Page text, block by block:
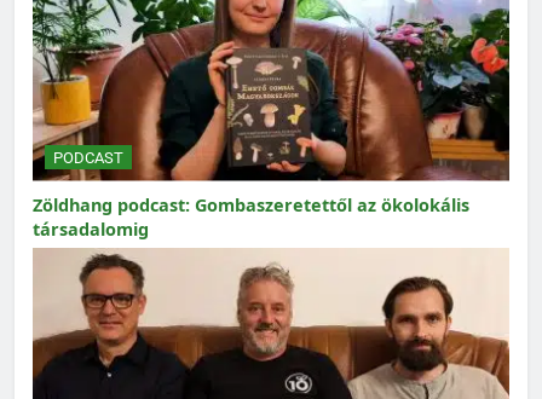
PODCAST
Zöldhang podcast: Gombaszeretettől az ökolokális
társadalomig